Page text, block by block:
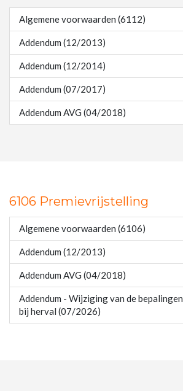
Algemene voorwaarden (6112)
Addendum (12/2013)
Addendum (12/2014)
Addendum (07/2017)
Addendum AVG (04/2018)
6106 Premievrijstelling
Algemene voorwaarden (6106)
Addendum (12/2013)
Addendum AVG (04/2018)
Addendum - Wijziging van de bepalingen
bij herval (07/2026)